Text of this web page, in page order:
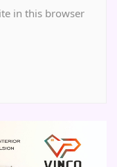
in this browser